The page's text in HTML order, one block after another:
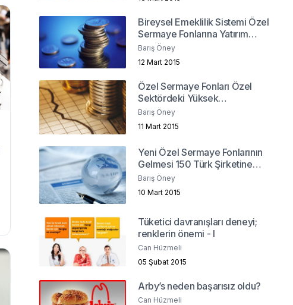
Bireysel Emeklilik Sistemi Özel
Sermaye Fonlarına Yatırım
Yapabilmeli
Barış Öney
12 Mart 2015
Özel Sermaye Fonları Özel
Sektördeki Yüksek
Borçlanmaya Çözüm Olabilir
Mi?
Barış Öney
11 Mart 2015
Yeni Özel Sermaye Fonlarının
Gelmesi 150 Türk Şirketine
Bağlı
Barış Öney
10 Mart 2015
Tüketici davranışları deneyi;
renklerin önemi - I
Can Hüzmeli
05 Şubat 2015
Arby’s neden başarısız oldu?
Can Hüzmeli